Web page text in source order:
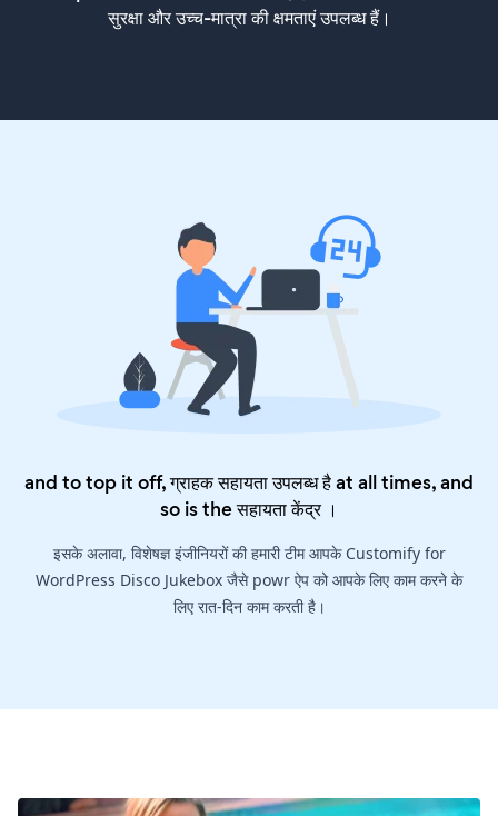
सुरक्षा और उच्च-मात्रा की क्षमताएं उपलब्ध हैं।
and to top it off, ग्राहक सहायता उपलब्ध है at all times, and
so is theसहायता केंद्र।
इसके अलावा, विशेषज्ञ इंजीनियरों की हमारी टीम आपके Customify for
WordPress Disco Jukebox जैसे powr ऐप को आपके लिए काम करने के
लिए रात-दिन काम करती है।